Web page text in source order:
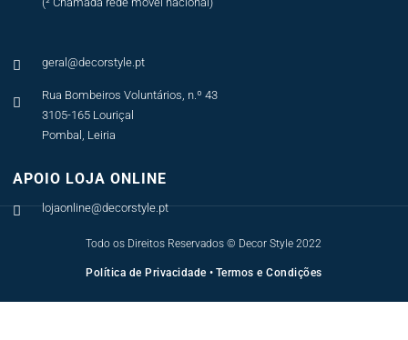
 geral@decorstyle.pt

Rua Bombeiros Voluntários, n.º 43
3105-165 Louriçal
Pombal, Leiria
APOIO LOJA ONLINE
 lojaonline@decorstyle.pt
Todo os Direitos Reservados © Decor Style 2022
Política de Privacidade • Termos e Condições